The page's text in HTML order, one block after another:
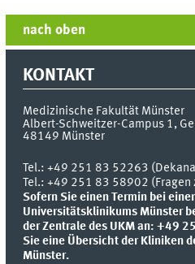
nach oben
KONTAKT
Medizinische Fakultät Münster
Albert-Schweitzer-Campus 1,
48149 Münster
Tel.:+49 251 83 52263
Tel.: +49 251 83 58902 (Fragen
Sofern Sie einen Termin bei
Universitätsklinikums Münster
der Zentrale des UKM an: +49
Sie eine Übersicht der Kliniken
Münster.